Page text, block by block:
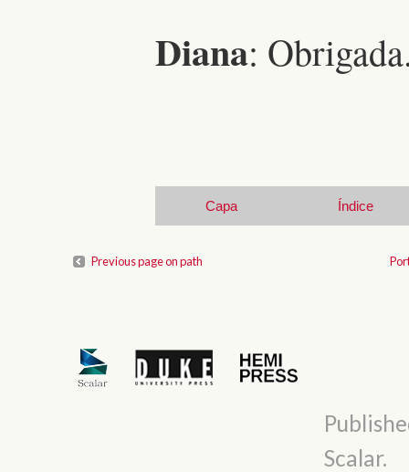
Diana:
Capa Índice
Previous page on path
Scalar.